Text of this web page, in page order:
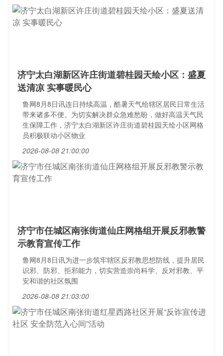
济宁太白湖新区许庄街道碧桂园天绘小区：盛夏
送清凉 实事暖民心
鲁网8月8日讯连日持续高温，酷暑天气给辖区居民日常生活
带来诸多不便。为切实解决群众急难愁盼，做好高温天气民
生保障工作，济宁太白湖新区许庄街道碧桂园天绘小区网格
员积极联动小区物业
2026-08-08 21:00:00
济宁市任城区南张街道仙庄网格组开展反邪教警
示教育宣传工作
鲁网8月8日讯为进一步筑牢辖区反邪教思想防线，提升居民
识邪、防邪、拒邪能力，切实营造崇尚科学、反对邪教、平
安和谐的社区氛围
2026-08-08 21:03:00